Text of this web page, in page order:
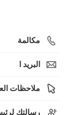
مكالمة
البريد ا
ملاحظات
رسالتك